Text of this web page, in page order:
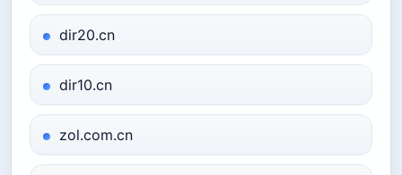
dir20.cn
dir10.cn
zol.com.cn